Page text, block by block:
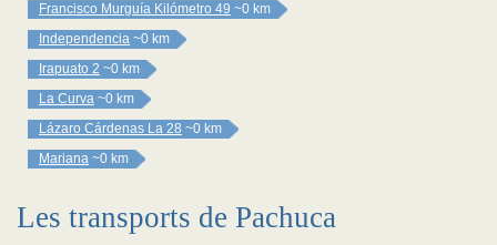
Francisco Murguía Kilómetro 49 ~0 km
Independencia ~0 km
Irapuato 2 ~0 km
La Curva ~0 km
Lázaro Cárdenas La 28 ~0 km
Mariana ~0 km
Les transports de Pachuca